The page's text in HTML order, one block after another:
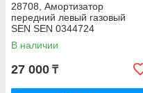
28708, Амортизатор
передний левый газовый
SEN SEN 0344724
В наличии
27 000 ₸